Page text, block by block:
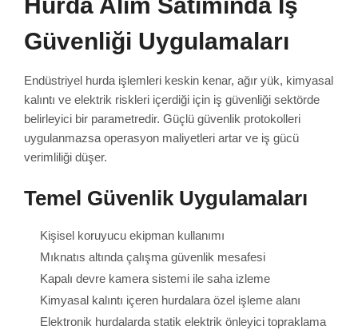
Güvenliği Uygulamaları
Endüstriyel hurda işlemleri keskin kenar, ağır yük, kimyasal
kalıntı ve elektrik riskleri içerdiği için iş güvenliği sektörde
belirleyici bir parametredir. Güçlü güvenlik protokolleri
uygulanmazsa operasyon maliyetleri artar ve iş gücü
verimliliği düşer.
Temel Güvenlik Uygulamaları
Kişisel koruyucu ekipman kullanımı
Mıknatıs altında çalışma güvenlik mesafesi
Kapalı devre kamera sistemi ile saha izleme
Kimyasal kalıntı içeren hurdalara özel işleme alanı
Elektronik hurdalarda statik elektrik önleyici topraklama